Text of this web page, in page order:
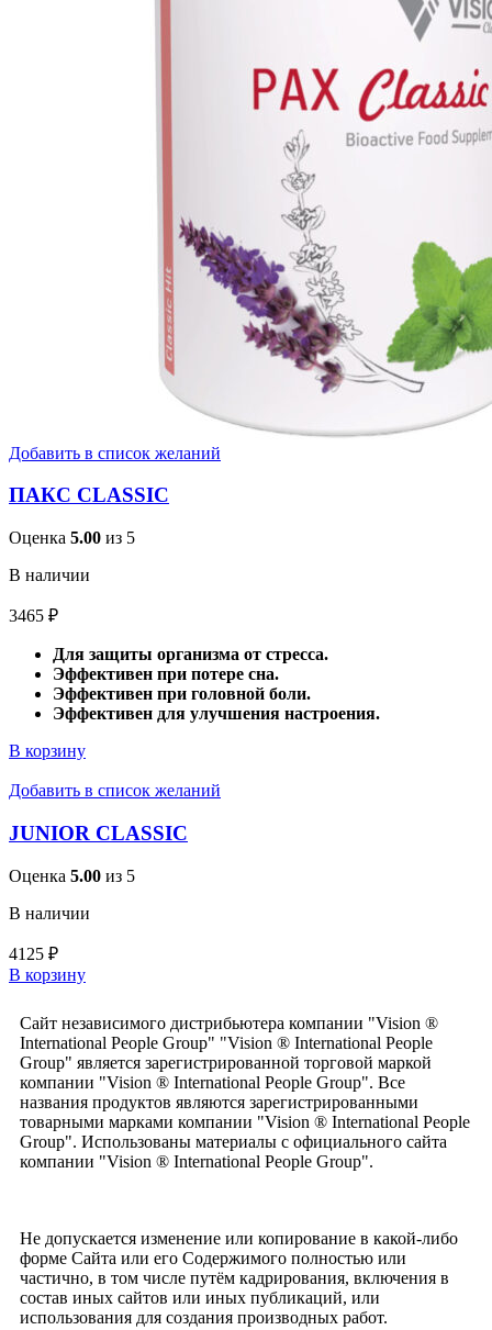
Добавить в список желаний
ПАКС CLASSIC
Оценка 5.00 из 5
В наличии
3465 ₽
Для защиты организма от стресса.
Эффективен при потере сна.
Эффективен при головной боли.
Эффективен для улучшения настроения.
В корзину
Добавить в список желаний
JUNIOR CLASSIC
Оценка 5.00 из 5
В наличии
4125 ₽
В корзину
Сайт независимого дистрибьютера компании "Vision ®
International People Group" "Vision ® International People
Group" является зарегистрированной торговой маркой
компании "Vision ® International People Group". Все
названия продуктов являются зарегистрированными
товарными марками компании "Vision ® International People
Group". Использованы материалы с официального сайта
компании "Vision ® International People Group".
Не допускается изменение или копирование в какой-либо
форме Сайта или его Содержимого полностью или
частично, в том числе путём кадрирования, включения в
состав иных сайтов или иных публикаций, или
использования для создания производных работ.